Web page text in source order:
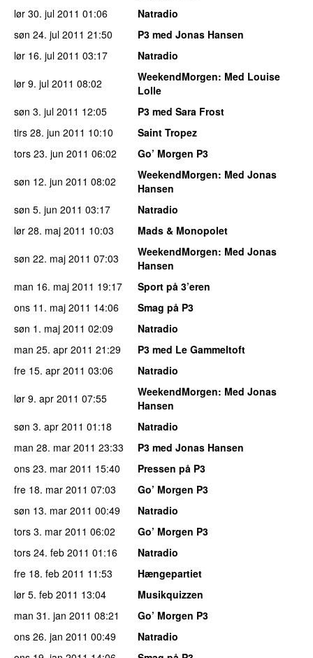
lør 30. jul 2011 01:06
Natradio
søn 24. jul 2011 21:50
P3 med Jonas Hansen
lør 16. jul 2011 03:17
Natradio
lør 9. jul 2011 08:02 WeekendMorgen: Med Louise
Lolle
søn 3. jul 2011 12:05
P3 med Sara Frost
tirs 28. jun 2011 10:10
Saint Tropez
tors 23. jun 2011 06:02
Go’ Morgen P3
søn 12. jun 2011 08:02 WeekendMorgen: Med Jonas
Hansen
søn 5. jun 2011 03:17
Natradio
lør 28. maj 2011 10:03
Mads & Monopolet
søn 22. maj 2011 07:03 WeekendMorgen: Med Jonas
Hansen
man 16. maj 2011 19:17
Sport på 3’eren
ons 11. maj 2011 14:06
Smag på P3
søn 1. maj 2011 02:09
Natradio
man 25. apr 2011 21:29
P3 med Le Gammeltoft
fre 15. apr 2011 03:06
Natradio
lør 9. apr 2011 07:55 WeekendMorgen: Med Jonas
Hansen
søn 3. apr 2011 01:18
Natradio
man 28. mar 2011 23:33
P3 med Jonas Hansen
ons 23. mar 2011 15:40
Pressen på P3
fre 18. mar 2011 07:03
Go’ Morgen P3
søn 13. mar 2011 00:49
Natradio
tors 3. mar 2011 06:02
Go’ Morgen P3
tors 24. feb 2011 01:16
Natradio
fre 18. feb 2011 11:53
Hængepartiet
lør 5. feb 2011 13:04
Musikquizzen
man 31. jan 2011 08:21
Go’ Morgen P3
ons 26. jan 2011 00:49
Natradio